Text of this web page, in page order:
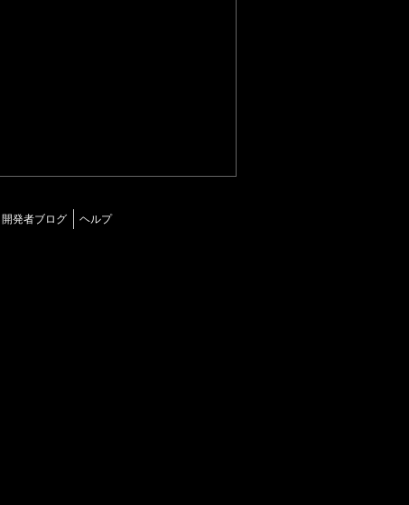
開発者ブログ
ヘルプ